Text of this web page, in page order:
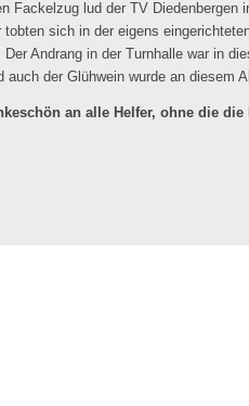
Fackelzug lud der TV
tobten sich in der eigens
Andrang in der Turnhalle war in
auch der Glühwein wurde an diesem
an alle Helfer, ohne die